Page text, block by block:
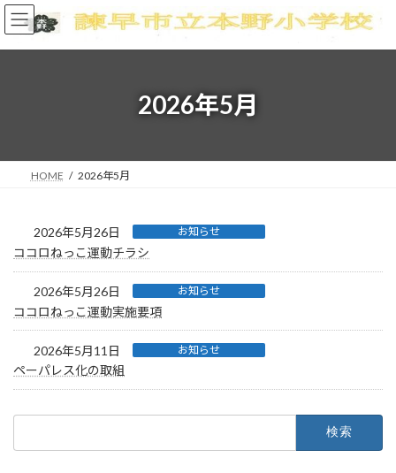
コ
ン
ナ
ビ
2026年5月
HOME 2026年5月
2026年5月26日 お知らせ
ココロねっこ運動チラシ
2026年5月26日 お知らせ
ココロねっこ運動実施要項
2026年5月11日 お知らせ
ペーパレス化の取組